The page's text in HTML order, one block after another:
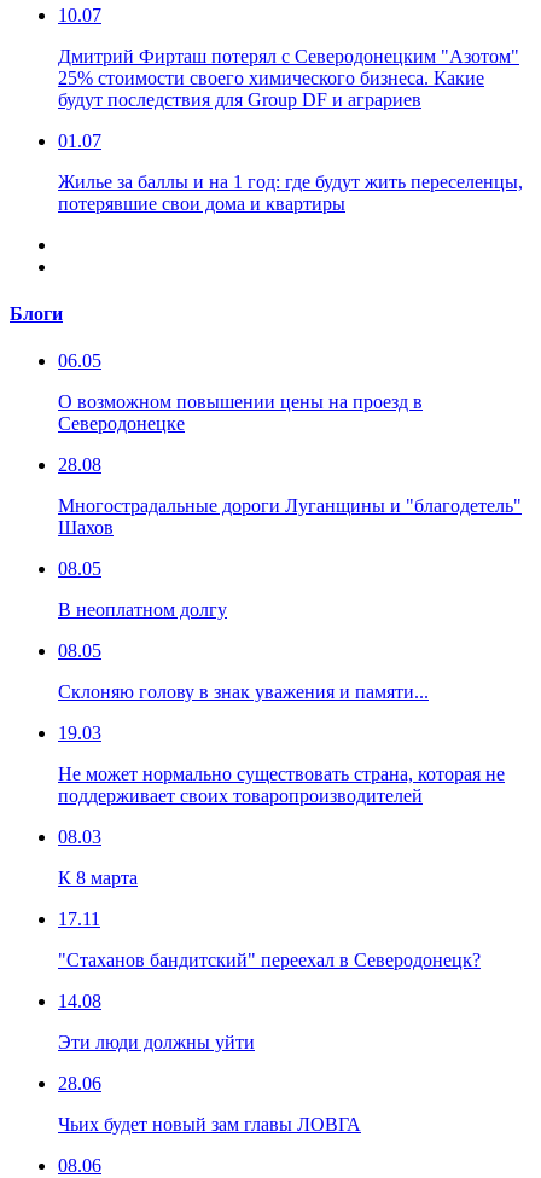
10.07
Дмитрий Фирташ потерял с Северодонецким "Азотом"
25% стоимости своего химического бизнеса. Какие
будут последствия для Group DF и аграриев
01.07
Жилье за баллы и на 1 год: где будут жить переселенцы,
потерявшие свои дома и квартиры
Блоги
06.05
О возможном повышении цены на проезд в
Северодонецке
28.08
Многострадальные дороги Луганщины и "благодетель"
Шахов
08.05
В неоплатном долгу
08.05
Склоняю голову в знак уважения и памяти...
19.03
Не может нормально существовать страна, которая не
поддерживает своих товаропроизводителей
08.03
К 8 марта
17.11
"Стаханов бандитский" переехал в Северодонецк?
14.08
Эти люди должны уйти
28.06
Чьих будет новый зам главы ЛОВГА
08.06